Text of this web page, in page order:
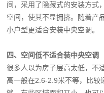
间，采用了隐藏式的安装方式
空间，使其不显拥挤。随着产
小户型更适合安装中央空调。
四、空间低不适合装中央空调
很多人以为房子层高太低，不
高一般在2.6-2.9米不等，比较